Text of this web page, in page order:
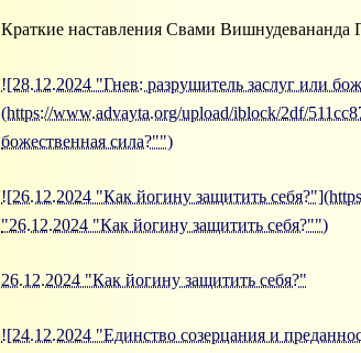
Краткие наставления Свами Вишнудевананда
![28.12.2024 "Гнев: разрушитель заслуг или
(https://www.advayta.org/upload/iblock/2df/
божественная сила?"")
![26.12.2024 "Как йогину защитить
"26.12.2024 "Как йогину защитить себя?"")
26.12.2024 "Как йогину защитить себя?"
![24.12.2024 "Единство созерцания и